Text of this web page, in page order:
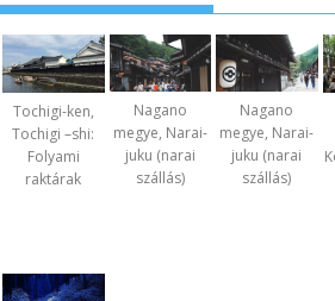
Tochigi-ken,
Tochigi –shi:
Folyami
raktárak
Nagano
megye, Narai-
juku (narai
szállás)
Nagano
megye, Narai-
juku (narai
szállás)